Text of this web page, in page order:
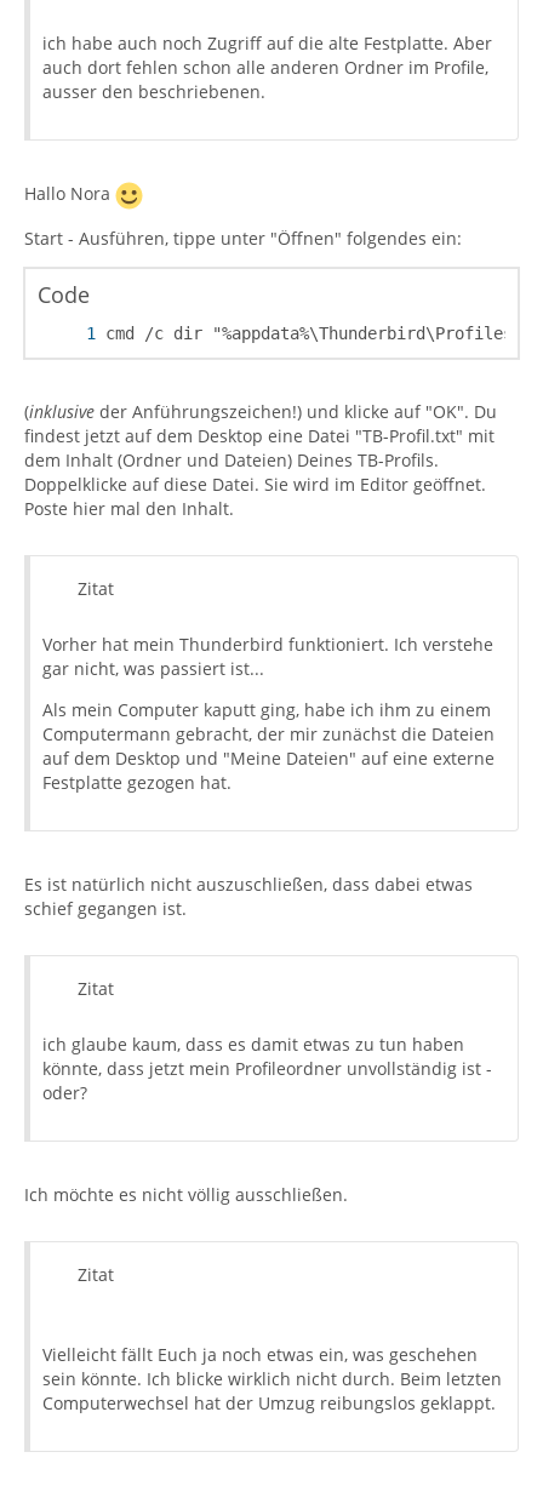
ich habe auch noch Zugriff auf die alte Festplatte. Aber
auch dort fehlen schon alle anderen Ordner im Profile,
ausser den beschriebenen.
Hallo Nora
Start - Ausführen, tippe unter "Öffnen" folgendes ein:
Code
cmd /c dir "%appdata%\Thunderbird\Profiles"
(inklusive der Anführungszeichen!) und klicke auf "OK". Du
findest jetzt auf dem Desktop eine Datei "TB-Profil.txt" mit
dem Inhalt (Ordner und Dateien) Deines TB-Profils.
Doppelklicke auf diese Datei. Sie wird im Editor geöffnet.
Poste hier mal den Inhalt.
Zitat
Vorher hat mein Thunderbird funktioniert. Ich verstehe
gar nicht, was passiert ist...
Als mein Computer kaputt ging, habe ich ihm zu einem
Computermann gebracht, der mir zunächst die Dateien
auf dem Desktop und "Meine Dateien" auf eine externe
Festplatte gezogen hat.
Es ist natürlich nicht auszuschließen, dass dabei etwas
schief gegangen ist.
Zitat
ich glaube kaum, dass es damit etwas zu tun haben
könnte, dass jetzt mein Profileordner unvollständig ist -
oder?
Ich möchte es nicht völlig ausschließen.
Zitat
Vielleicht fällt Euch ja noch etwas ein, was geschehen
sein könnte. Ich blicke wirklich nicht durch. Beim letzten
Computerwechsel hat der Umzug reibungslos geklappt.